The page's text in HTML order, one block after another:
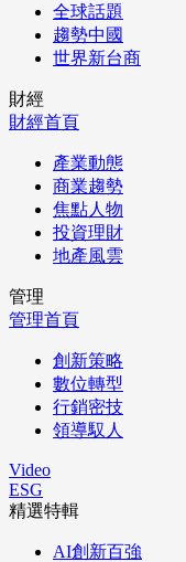
全球話題
趨勢中國
世界新台商
財經
財經首頁
產業動態
商業趨勢
焦點人物
投資理財
地產風雲
管理
管理首頁
創新策略
數位轉型
行銷密技
領導馭人
Video
ESG
精選特輯
AI創新百強